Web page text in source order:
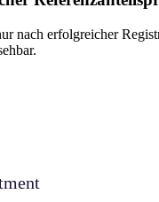
nach erfolgreicher